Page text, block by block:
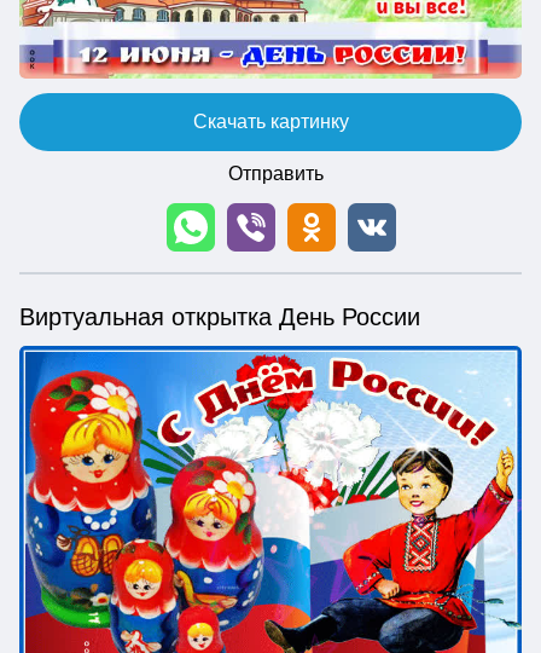
Скачать картинку
Отправить
Виртуальная открытка День России